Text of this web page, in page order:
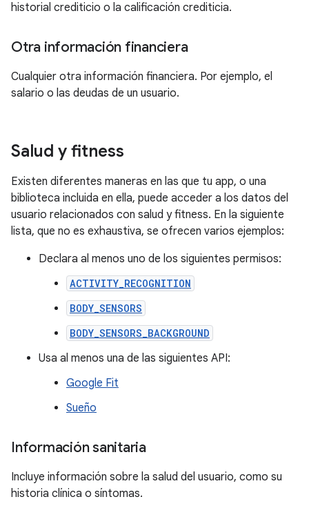
historial crediticio o la calificación crediticia.
Otra información financiera
Cualquier otra información financiera. Por ejemplo, el
salario o las deudas de un usuario.
Salud y fitness
Existen diferentes maneras en las que tu app, o una
biblioteca incluida en ella, puede acceder a los datos del
usuario relacionados con salud y fitness. En la siguiente
lista, que no es exhaustiva, se ofrecen varios ejemplos:
Declara al menos uno de los siguientes permisos:
ACTIVITY_RECOGNITION
BODY_SENSORS
BODY_SENSORS_BACKGROUND
Usa al menos una de las siguientes API:
Google Fit
Sueño
Información sanitaria
Incluye información sobre la salud del usuario, como su
historia clínica o síntomas.